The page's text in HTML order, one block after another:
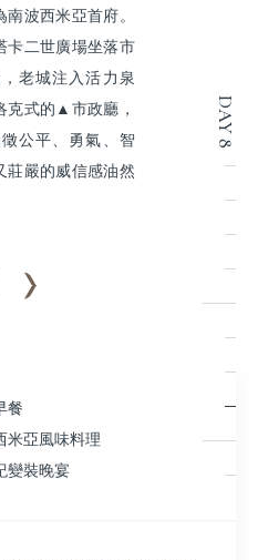
波西米亞首府。
二世廣場坐落市
老城注入活力泉
克式的▲市政廳，
公平、勇氣、智
莊嚴的威信感油然
餐
米亞風味料理
變裝晚宴
DAY 8